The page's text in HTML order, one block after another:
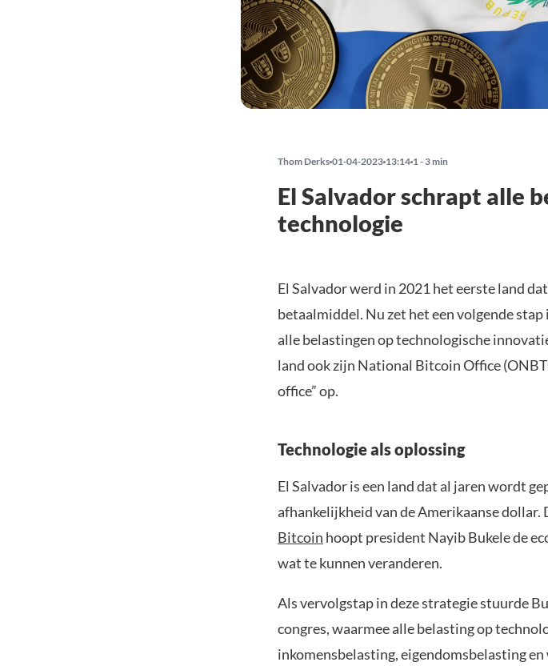
Thom Derks 01-04-2023 13:14 1 - 3 min
El Salvador schrapt alle
technologie
El Salvador werd in 2021 het eerste land
betaalmiddel. Nu zet het een volgende
alle belastingen op technologische
land ook zijn National Bitcoin Office
office” op.
Technologie als oplossing
El Salvador is een land dat al jaren wordt
afhankelijkheid van de Amerikaanse
Bitcoin hoopt president Nayib Bukele de
wat te kunnen veranderen.
Als vervolgstap in deze strategie stuurde
congres, waarmee alle belasting op
inkomensbelasting, eigendomsbelasting